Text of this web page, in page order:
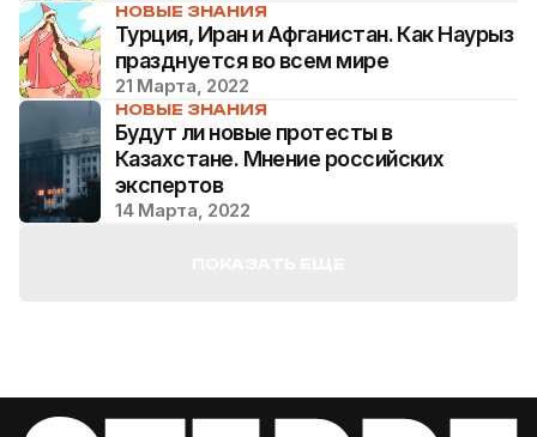
НОВЫЕ ЗНАНИЯ
Турция, Иран и Афганистан. Как Наурыз
празднуется во всем мире
21 Марта, 2022
НОВЫЕ ЗНАНИЯ
Будут ли новые протесты в
Казахстане. Мнение российских
экспертов
14 Марта, 2022